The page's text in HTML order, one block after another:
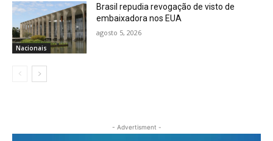
Nacionais
Brasil repudia revogação de visto de
embaixadora nos EUA
agosto 5, 2026
- Advertisment -